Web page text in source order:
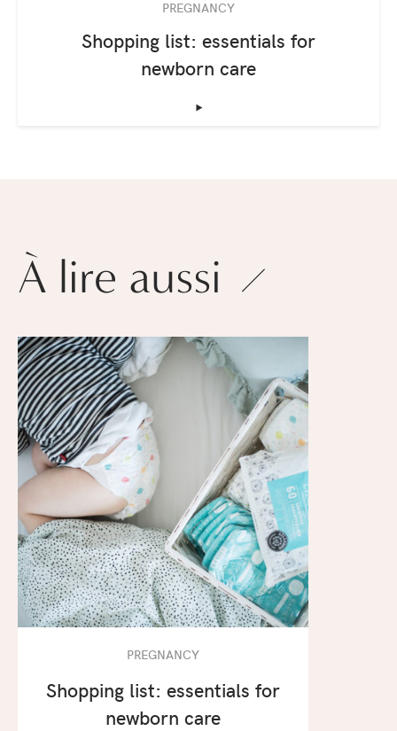
PREGNANCY
Shopping list: essentials for
newborn care
‣
À lire aussi
PREGNANCY
Shopping list: essentials for
newborn care